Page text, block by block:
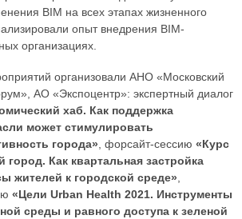
BIM на всех этапах жизненного
опыт внедрения BIM-
организациях.
организовали АНО «Московский
АО «Экспоцентр»: экспертный диалог
хаб. Как поддержка
может стимулировать
города», форсайт-сессию «Курс
город. Как квартальная застройка
жителей к городской среде»,
«Цели Urban Health 2021. Инструменты
среды и равного доступа к зеленой